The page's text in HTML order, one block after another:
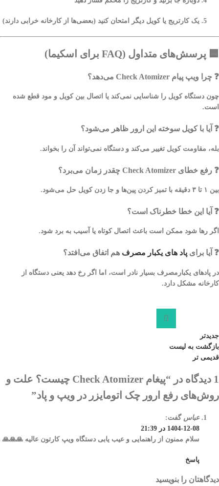
یک کارتریج یا کویل دیگر امتحان کنید (بعضی‌ها از کارخانه خرابی دارند)
پرسش‌های متداول (FAQ برای اسکیما)
❓ چرا ویپ پیام Check Atomizer می‌دهد؟
چون دستگاه کویل را شناسایی نمی‌کند یا اتصال بین کویل و مود قطع شده
است.
❓ آیا با کویل سوخته این ارور ظاهر می‌شود؟
بله، مقاومت کویل تغییر می‌کند و دستگاه نمی‌تواند آن را بخواند.
❓ رفع خطای Check Atomizer چقدر زمان می‌برد؟
بین ۱ تا ۳ دقیقه با تمیز کردن پین‌ها و جا زدن کویل حل می‌شود.
❓ آیا این خطا خطرناک است؟
اگر رها شود ممکن است باعث اتصال کوتاه یا آسیب به برد شود.
❓ آیا برای پاد های یکبار مصرف هم اتفاق می‌افتد؟
در پادهای یکبارمصرف بسیار نادر است، اما اگر رخ دهد یعنی دستگاه از
کارخانه مشکل دارد.
جدیدتر
بازگشت به لیست
قدیمی تر
1 دیدگاه در “
پیغام Check Atomizer چیست؟ علت و
روش‌های رفع ارور چک اتومایزر در ویپ و پاد”
عباس گفت:
1404-12-08 در 21:39
سلام ممنون از راهنمایی و عیب یابی دستگاه ویپ کارتون عالیه 🙏🙏🙏
پاسخ
دیدگاهتان را بنویسید